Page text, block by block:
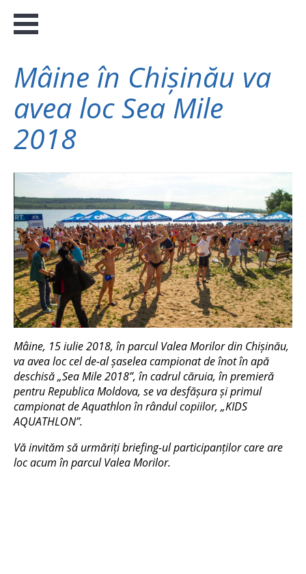
Mâine în Chișinău va
avea loc Sea Mile
2018
Mâine, 15 iulie 2018, în parcul Valea Morilor din Chișinău,
va avea loc cel de-al șaselea campionat de înot în apă
deschisă „Sea Mile 2018”, în cadrul căruia, în premieră
pentru Republica Moldova, se va desfășura și primul
campionat de Aquathlon în rândul copiilor, „KIDS
AQUATHLON”.
Vă invităm să urmăriți briefing-ul participanților care are
loc acum în parcul Valea Morilor.